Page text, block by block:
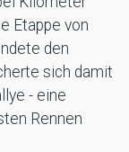
Etappe von
den
sich damit
- eine
Rennen